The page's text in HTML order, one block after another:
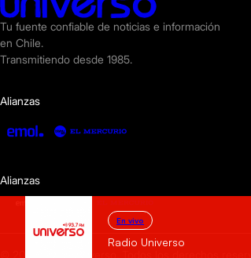
En vivo
Radio Universo
Tu fuente confiable de noticias e información
en Chile.
Transmitiendo desde 1985.
Alianzas
Alianzas